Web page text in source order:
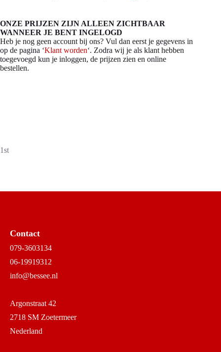
ONZE PRIJZEN ZIJN ALLEEN ZICHTBAAR
WANNEER JE BENT INGELOGD
Heb je nog geen account bij ons? Vul dan eerst je gegevens in
op de pagina ‘Klant worden‘. Zodra wij je als klant hebben
toegevoegd kun je inloggen, de prijzen zien en online
bestellen.
1st
Contact
079-3603134
06-19919312
info@bessee.nl
Argonstraat 42
2718 SM Zoetermeer
Nederland